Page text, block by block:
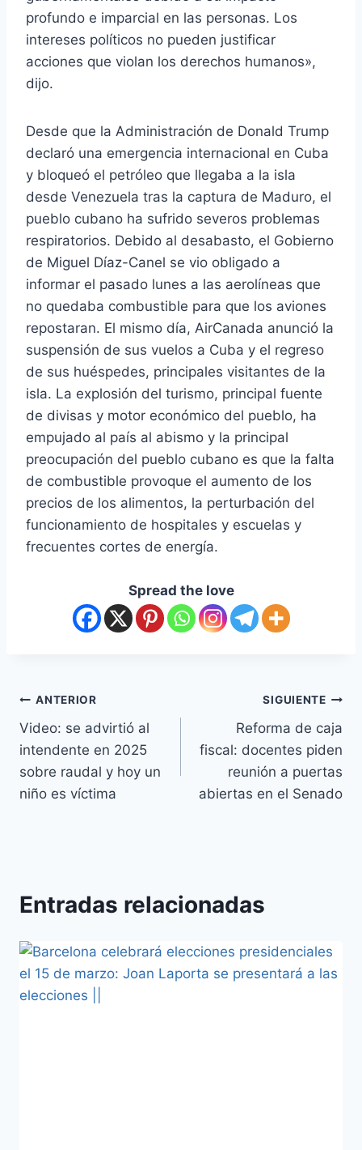
profundo e imparcial en las personas. Los
intereses políticos no pueden justificar
acciones que violan los derechos humanos»,
dijo.
Desde que la Administración de Donald Trump
declaró una emergencia internacional en Cuba
y bloqueó el petróleo que llegaba a la isla
desde Venezuela tras la captura de Maduro, el
pueblo cubano ha sufrido severos problemas
respiratorios. Debido al desabasto, el Gobierno
de Miguel Díaz-Canel se vio obligado a
informar el pasado lunes a las aerolíneas que
no quedaba combustible para que los aviones
repostaran. El mismo día, AirCanada anunció la
suspensión de sus vuelos a Cuba y el regreso
de sus huéspedes, principales visitantes de la
isla. La explosión del turismo, principal fuente
de divisas y motor económico del pueblo, ha
empujado al país al abismo y la principal
preocupación del pueblo cubano es que la falta
de combustible provoque el aumento de los
precios de los alimentos, la perturbación del
funcionamiento de hospitales y escuelas y
frecuentes cortes de energía.
Spread the love
ANTERIOR
Video: se advirtió al
intendente en 2025
sobre raudal y hoy un
niño es víctima
SIGUIENTE
Reforma de caja
fiscal: docentes piden
reunión a puertas
abiertas en el Senado
Entradas relacionadas